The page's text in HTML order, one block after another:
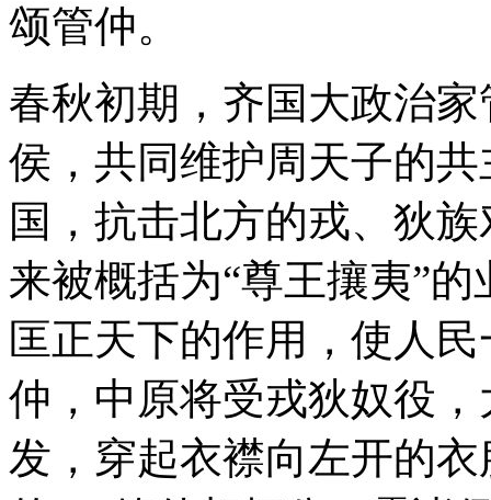
颂管仲。
春秋初期，齐国大政治
侯，共同维护周天子的
国，抗击北方的戎、狄
来被概括为“尊王攘夷”
匡正天下的作用，使人
仲，中原将受戎狄奴役
发，穿起衣襟向左开的